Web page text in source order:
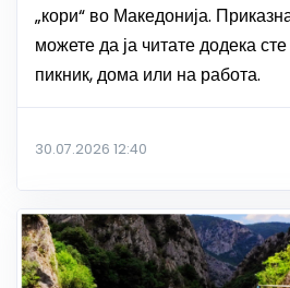
„кори“ во Македонија.
можете да ја читате додека
пикник, дома или на работа.
30.07.2026 12:40